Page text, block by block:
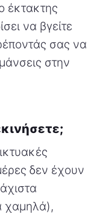
έκτακτης
να βγείτε
σας να
στην
δεν έχουν
χαμηλά),